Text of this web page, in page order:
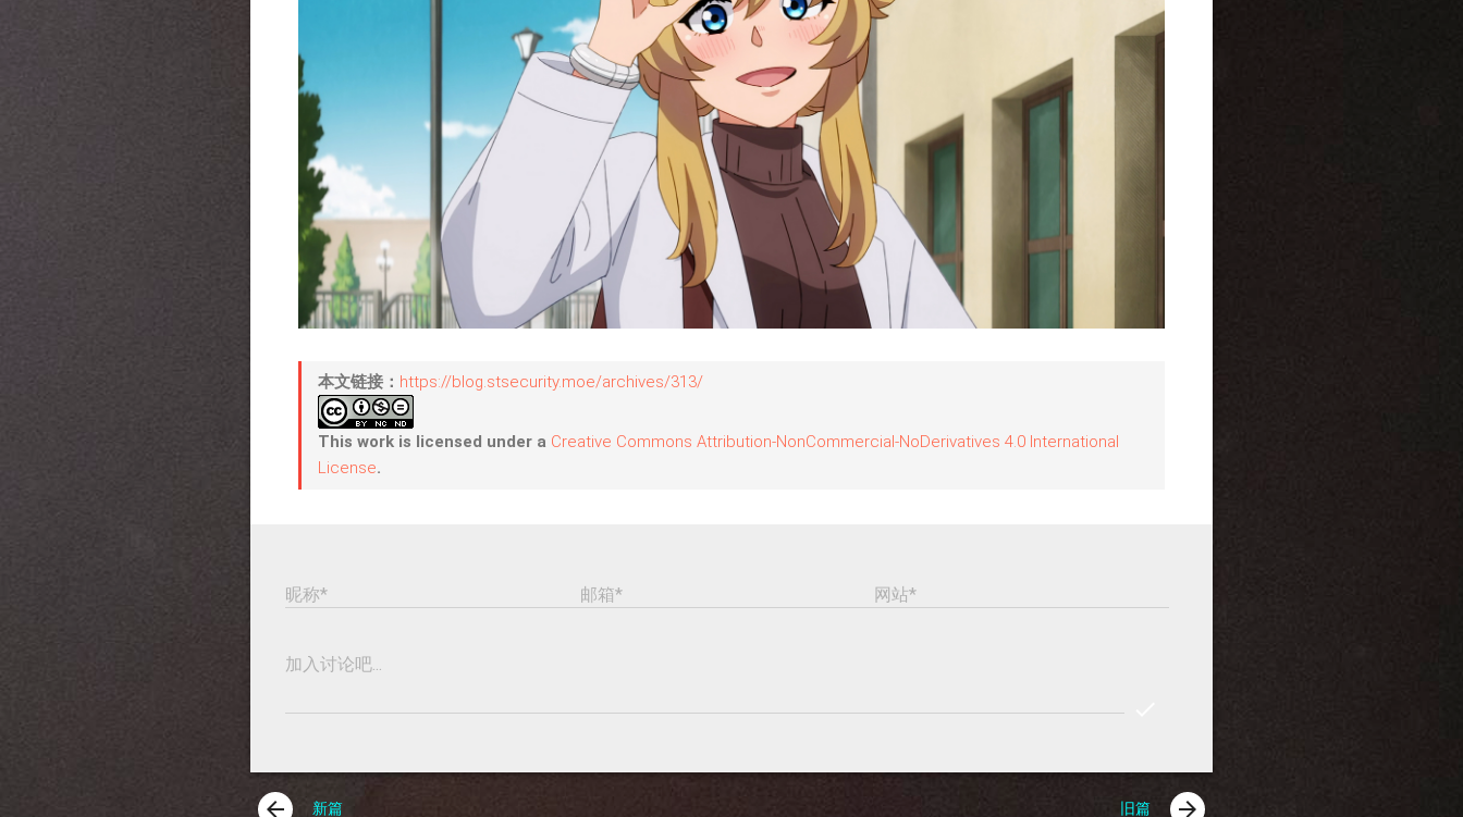
本文链接： https://blog.stsecurity.moe/archives/313/
This work is licensed under a Creative Commons Attribution-NonCommercial-NoDerivatives 4.0 International
License.
昵称* 邮箱* 网站*
加入讨论吧...
arrow_back 新篇 旧篇 arrow_forward